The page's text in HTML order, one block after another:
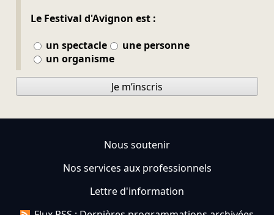
Le Festival d'Avignon est :
un spectacle
une personne
un organisme
Je m’inscris
Nous soutenir
Nos services aux professionnels
Lettre d'information